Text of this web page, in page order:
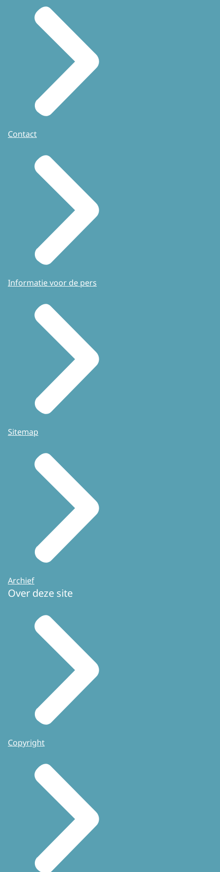
Contact
Informatie voor de pers
Sitemap
Archief
Over deze site
Copyright